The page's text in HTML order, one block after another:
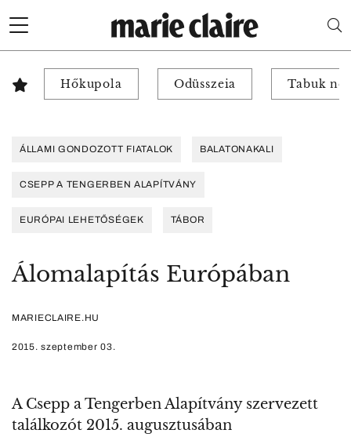
Hőkupola Odüsszeia Tabuk
ÁLLAMI GONDOZOTT FIATALOK BALATONAKALI
CSEPP A TENGERBEN ALAPÍTVÁNY
EURÓPAI LEHETŐSÉGEK TÁBOR
Álomalapítás Európában
MARIECLAIRE.HU
2015. szeptember 03.
A Csepp a Tengerben Alapítvány szervezett
találkozót 2015. augusztusában